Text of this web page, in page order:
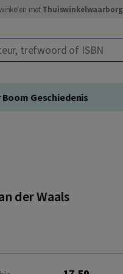
met Thuiswinkelwaarborg
trefwoord of ISBN
Boom Geschiedenis
der Waals